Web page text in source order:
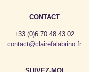
CONTACT
+33 (0)6 70 48 43 02
contact@clairefalabrino.fr